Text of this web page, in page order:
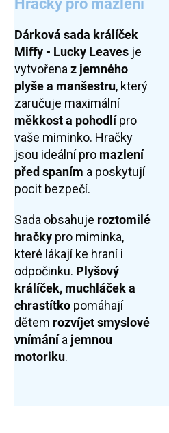
Hračky pro mazlení
Dárková sada králíček
Miffy - Lucky Leaves je
vytvořenaz jemného
plyše a manšestru, který
zaručuje maximální
měkkost a pohodlípro
vaše miminko. Hračky
jsou ideální pro mazlení
před spaním a poskytují
pocit bezpečí.
Sada obsahuje roztomilé
hračky pro miminka,
které lákají ke hraní i
odpočinku. Plyšový
králíček, muchláček a
chrastítko pomáhají
dětem rozvíjet smyslové
vnímánía jemnou
motoriku.